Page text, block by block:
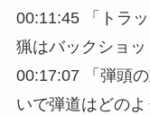
00:11:45 「トラ
猟はバックショッ
00:17:07 「弾頭
いで弾道はどのよ